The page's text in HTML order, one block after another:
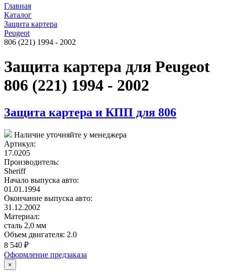
Главная
Каталог
Защита картера
Peugeot
806 (221) 1994 - 2002
Защита картера для Peugeot
806 (221) 1994 - 2002
Защита картера и КПП для 806
Наличие уточняйте у менеджера
Артикул:
17.0205
Производитель:
Sheriff
Начало выпуска авто:
01.01.1994
Окончание выпуска авто:
31.12.2002
Материал:
сталь 2,0 мм
Объем двигателя: 2.0
8 540 ₽
Оформление предзаказа
×